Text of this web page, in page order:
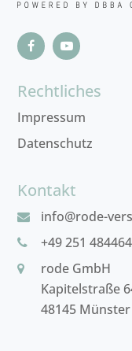
Rechtliches
Impressum
Datenschutz
Kontakt
info@rode-
+49 251
rode GmbH
Kapitelstraße
48145 Münster